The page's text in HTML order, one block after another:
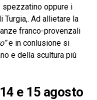
spezzatino oppure i
Turgia,. Ad allietare la
franco-provenzali
e in conlusione si
e della scultura più
e 15 agosto